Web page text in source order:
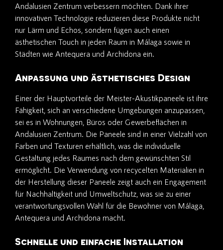
Andalusien Zentrum verbessern möchten. Dank ihrer
innovativen Technologie reduzieren diese Produkte nicht
nur Lärm und Echos, sondern fügen auch einen
ästhetischen Touch in jeden Raum in Málaga sowie in
Städten wie Antequera und Archidona ein.
Anpassung und ästhetisches Design
Einer der Hauptvorteile der Meister-Akustikpaneele ist ihre
Fähigkeit, sich an verschiedene Umgebungen anzupassen,
sei es in Wohnungen, Büros oder Gewerbeflächen in
Andalusien Zentrum. Die Paneele sind in einer Vielzahl von
Farben und Texturen erhältlich, was die individuelle
Gestaltung jedes Raumes nach dem gewünschten Stil
ermöglicht. Die Verwendung von recycelten Materialien in
der Herstellung dieser Paneele zeigt auch ein Engagement
für Nachhaltigkeit und Umweltschutz, was sie zu einer
verantwortungsvollen Wahl für die Bewohner von Málaga,
Antequera und Archidona macht.
Schnelle und einfache Installation